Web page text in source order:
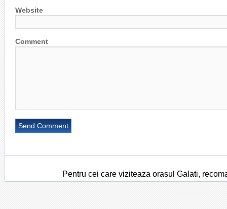
Website
Comment
Pentru cei care viziteaza orasul Galati,